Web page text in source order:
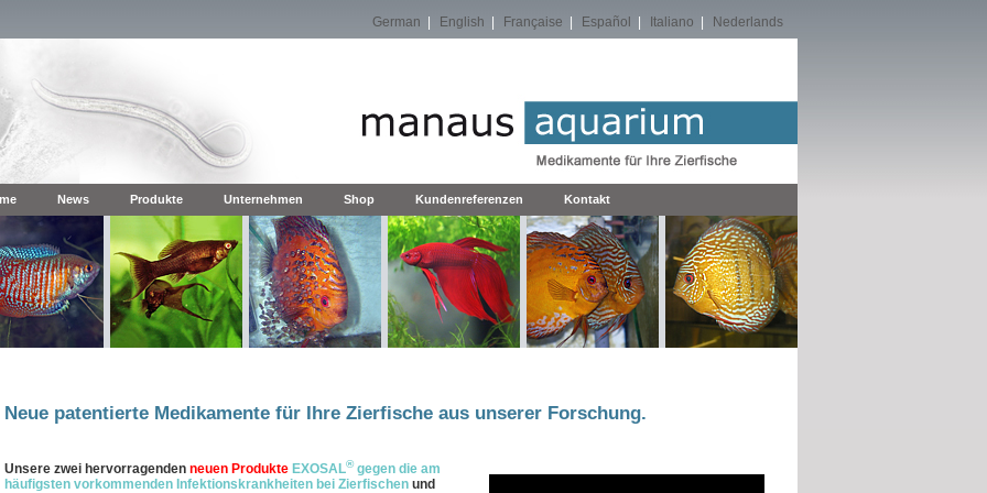
German English Française Español Italiano Nederlands
News Produkte Unternehmen Shop Kundenreferenzen Kontakt
Neue patentierte Medikamente für Ihre Zierfische aus unserer Forschung.
Unsere zwei hervorragenden neuen Produkte EXOSAL® gegen die am
häufigsten vorkommenden Infektionskrankheiten bei Zierfischen und